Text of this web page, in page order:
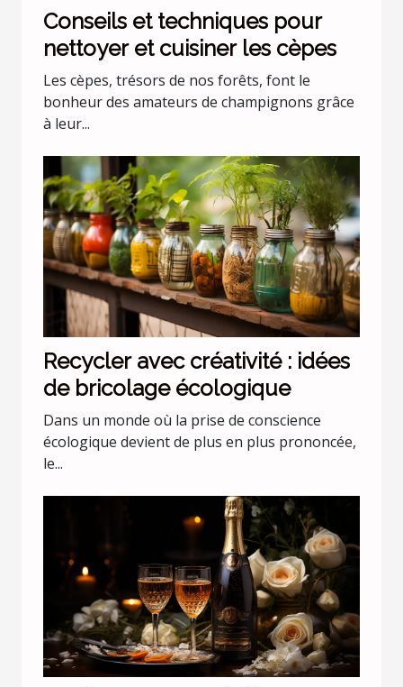
Conseils et techniques pour
nettoyer et cuisiner les cèpes
Les cèpes, trésors de nos forêts, font le
bonheur des amateurs de champignons grâce
à leur...
Recycler avec créativité : idées
de bricolage écologique
Dans un monde où la prise de conscience
écologique devient de plus en plus prononcée,
le...